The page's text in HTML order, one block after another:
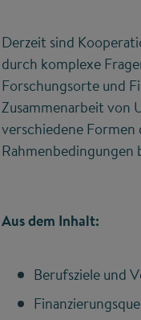
Derzeit sind
durch komplexe
Forschungsorte und
Zusammenarbeit von
verschiedene
Aus dem Inhalt:
Berufsziele und